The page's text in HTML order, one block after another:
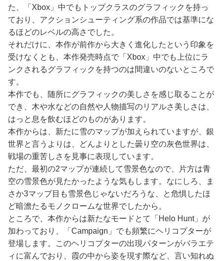
た、「Xbox」中でもトップクラスのグラフィックを持っ
ており、アクションシューティング系の作品では基準にな
るほどのレベルの高さでした。
それだけに、本作が前作から大きく進化したという印象を
受けなくとも、本作発売時点で「Xbox」中でも上位にラ
ンクされるグラフィックを持つのは間違いのないところで
す。
本作でも、随所にグラフィックの美しさを感じ取ることが
でき、木や水などの自然や人物描写のリアルさ美しさは、
はっと息を飲むほどのものがあります。
本作からは、新たに雪のマップが加えられていますが、銀
世界と言うよりは、どんよりとした曇り空の灰色世界は、
戦場の重苦しさを見事に表現しています。
ただ、最初の2マップが連続して雪景色なので、片方は青
空の雪景色が見たかったような気もします。なにしろ、ま
さか3マップ目も雪景色じゃないだろうな、と危惧したほ
ど暗澹たるモノクロームな世界でしたから。
ところで、本作からは新たなモードとて「Helo Hunt」が
加わっており、「Campaign」でも頻繁にヘリコプターが
登場します。このヘリコプターの出現パターンがバラエテ
ィに富んでおり、霞の中から姿を現す際など、言い知れぬ